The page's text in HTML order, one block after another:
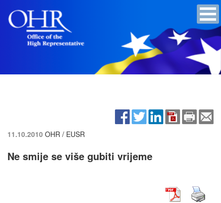
11.10.2010 OHR / EUSR
Ne smije se više gubiti vrijeme